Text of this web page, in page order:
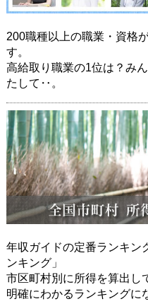
200職種以上の職業・資格
す。
高給取り職業の1位は？み
たして‥。
年収ガイドの定番ランキン
ンキング」
市区町村別に所得を算出し
明確にわかるランキングに